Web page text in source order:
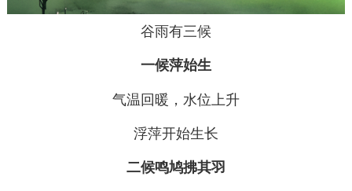
谷雨有三候
一候萍始生
气温回暖，水位上升
浮萍开始生长
二候鸣鸠拂其羽